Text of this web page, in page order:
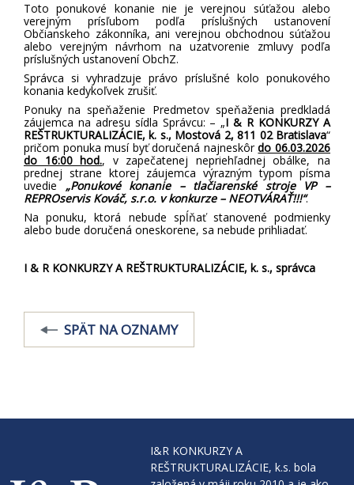
Toto ponukové konanie nie je verejnou súťažou alebo
verejným prísľubom podľa príslušných ustanovení
Občianskeho zákonníka, ani verejnou obchodnou súťažou
alebo verejným návrhom na uzatvorenie zmluvy podľa
príslušných ustanovení ObchZ.
Správca si vyhradzuje právo príslušné kolo ponukového
konania kedykoľvek zrušiť.
Ponuky na speňaženie Predmetov speňaženia predkladá
záujemca na adresu sídla Správcu: – „I & R KONKURZY A
REŠTRUKTURALIZÁCIE, k. s., Mostová 2, 811 02 Bratislava“
pričom ponuka musí byť doručená najneskôrdo 06.03.2026
do 16:00 hod., v zapečatenej nepriehľadnej obálke,na
prednej strane ktorej záujemca výrazným typom písma
uvedie „Ponukové konanie – tlačiarenské stroje VP –
REPROservis Kováč, s.r.o. v konkurze– NEOTVÁRAŤ!!!“.
Na ponuku, ktorá nebude spĺňať stanovené podmienky
alebo bude doručená oneskorene, sa nebude prihliadať.
I & R KONKURZY A REŠTRUKTURALIZÁCIE, k. s., správca
SPÄT NA OZNAMY
I&R KONKURZY A
REŠTRUKTURALIZÁCIE, k.s. bola